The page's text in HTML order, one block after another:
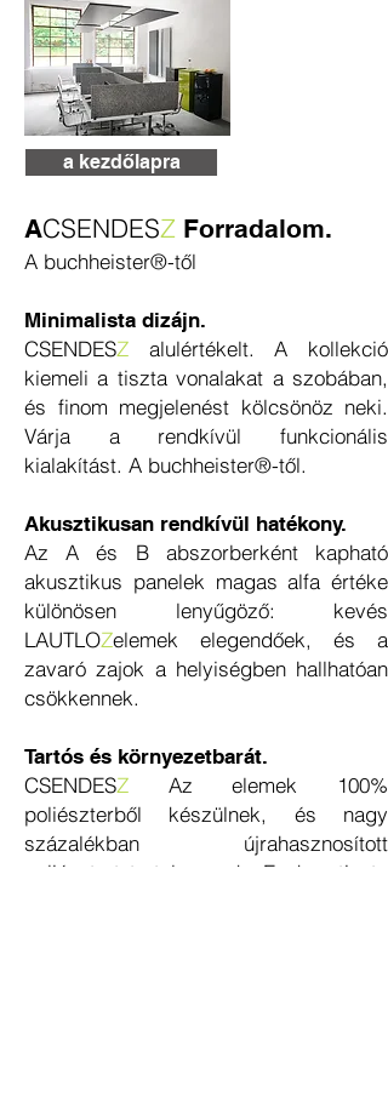
a kezdőlapra
ACSENDESZ Forradalom.
A buchheister®-től
Minimalista dizájn.
CSENDESZ alulértékelt. A kollekció
kiemeli a tiszta vonalakat a szobában,
és finom megjelenést kölcsönöz neki.
Várja a rendkívül funkcionális
kialakítást. A buchheister®-től.
Akusztikusan rendkívül hatékony.
Az A és B abszorberként kapható
akusztikus panelek magas alfa értéke
különösen lenyűgöző: kevés
LAUTLOZelemek elegendőek, és a
zavaró zajok a helyiségben hallhatóan
csökkennek.
Tartós és környezetbarát.
CSENDESZ Az elemek 100%
poliészterből készülnek, és nagy
százalékban újrahasznosított
poliésztert tartalmaznak. Ezek a tiszta